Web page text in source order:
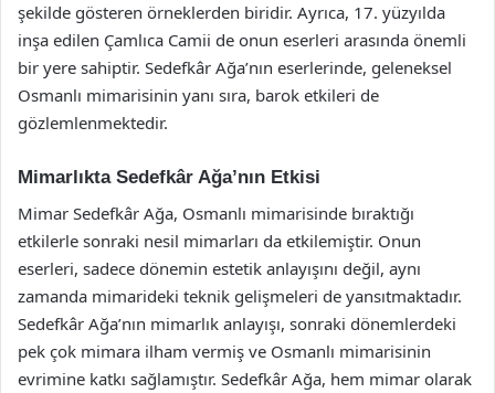
şekilde gösteren örneklerden biridir. Ayrıca, 17. yüzyılda
inşa edilen Çamlıca Camii de onun eserleri arasında önemli
bir yere sahiptir. Sedefkâr Ağa’nın eserlerinde, geleneksel
Osmanlı mimarisinin yanı sıra, barok etkileri de
gözlemlenmektedir.
Mimarlıkta Sedefkâr Ağa’nın Etkisi
Mimar Sedefkâr Ağa, Osmanlı mimarisinde bıraktığı
etkilerle sonraki nesil mimarları da etkilemiştir. Onun
eserleri, sadece dönemin estetik anlayışını değil, aynı
zamanda mimarideki teknik gelişmeleri de yansıtmaktadır.
Sedefkâr Ağa’nın mimarlık anlayışı, sonraki dönemlerdeki
pek çok mimara ilham vermiş ve Osmanlı mimarisinin
evrimine katkı sağlamıştır. Sedefkâr Ağa, hem mimar olarak